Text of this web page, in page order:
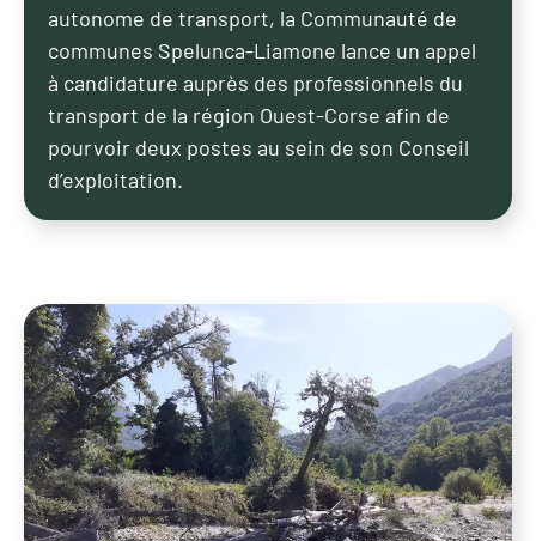
autonome de transport, la Communauté de
communes Spelunca-Liamone lance un appel
à candidature auprès des professionnels du
transport de la région Ouest-Corse afin de
pourvoir deux postes au sein de son Conseil
d’exploitation.